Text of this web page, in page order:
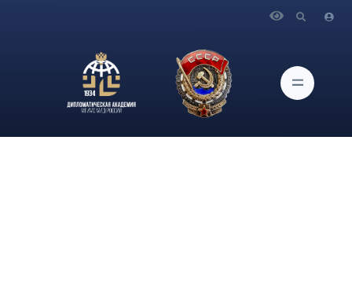
Дипломатической академии МИД России А.Ж.Мартиросян
на тему «Пришло ли время для международного киберсуда?»
на сайте РСМД